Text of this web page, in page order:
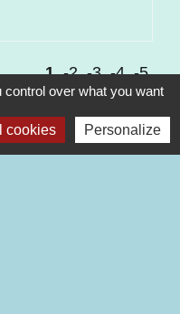
1 -2 -3 -4 -5
over what you want
cookies Personalize